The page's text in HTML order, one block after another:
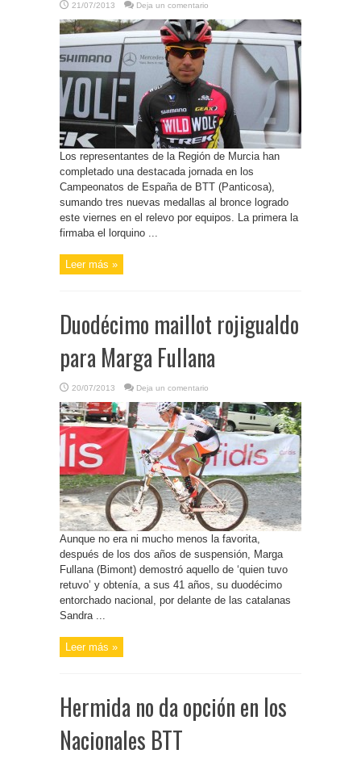
21/07/2013 Deja un comentario
Los representantes de la Región de Murcia han
completado una destacada jornada en los
Campeonatos de España de BTT (Panticosa),
sumando tres nuevas medallas al bronce logrado
este viernes en el relevo por equipos. La primera la
firmaba el lorquino ...
Leer más »
Duodécimo maillot rojigualdo
para Marga Fullana
20/07/2013 Deja un comentario
Aunque no era ni mucho menos la favorita,
después de los dos años de suspensión, Marga
Fullana (Bimont) demostró aquello de ‘quien tuvo
retuvo’ y obtenía, a sus 41 años, su duodécimo
entorchado nacional, por delante de las catalanas
Sandra ...
Leer más »
Hermida no da opción en los
Nacionales BTT